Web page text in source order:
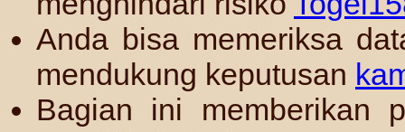
Anda bisa memeriksa
mendukung keputusan
Bagian ini memberikan